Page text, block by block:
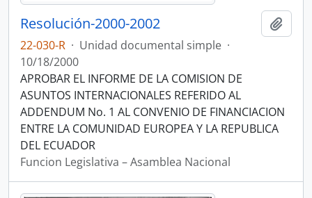
Resolución-2000-2002
22-030-R · Unidad documental simple ·
10/18/2000
APROBAR EL INFORME DE LA COMISION DE
ASUNTOS INTERNACIONALES REFERIDO AL
ADDENDUM No. 1 AL CONVENIO DE FINANCIACION
ENTRE LA COMUNIDAD EUROPEA Y LA REPUBLICA
DEL ECUADOR
Funcion Legislativa – Asamblea Nacional